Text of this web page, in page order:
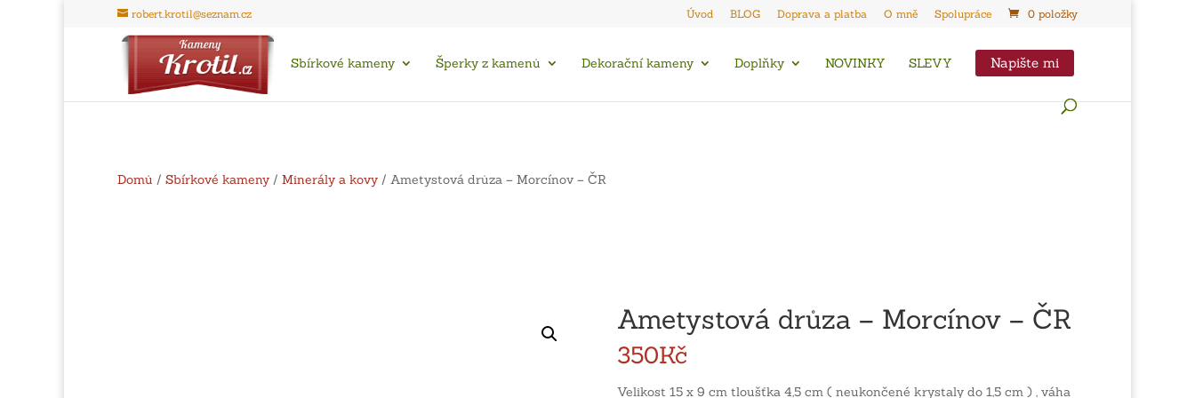
robert.krotil@seznam.cz Úvod BLOG Doprava a platba O mně Spolupráce 0 položky
Sbírkové kameny Šperky z kamenů Dekorační kameny Doplňky NOVINKY SLEVY Napište mi
Domů / Sbírkové kameny / Minerály a kovy / Ametystová drůza – Morcínov – ČR
Ametystová drůza – Morcínov – ČR
350Kč
Velikost 15 x 9 cm tloušťka 4,5 cm ( neukončené krystaly do 1,5 cm ) , váha